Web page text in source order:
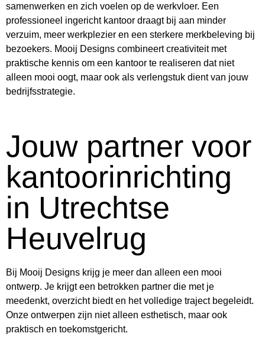
samenwerken en zich voelen op de werkvloer. Een
professioneel ingericht kantoor draagt bij aan minder
verzuim, meer werkplezier en een sterkere merkbeleving bij
bezoekers. Mooij Designs combineert creativiteit met
praktische kennis om een kantoor te realiseren dat niet
alleen mooi oogt, maar ook als verlengstuk dient van jouw
bedrijfsstrategie.
Jouw partner voor
kantoorinrichting
in Utrechtse
Heuvelrug
Bij Mooij Designs krijg je meer dan alleen een mooi
ontwerp. Je krijgt een betrokken partner die met je
meedenkt, overzicht biedt en het volledige traject begeleidt.
Onze ontwerpen zijn niet alleen esthetisch, maar ook
praktisch en toekomstgericht.